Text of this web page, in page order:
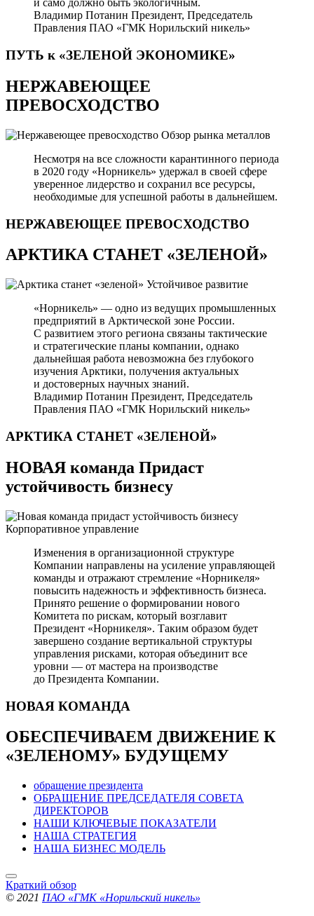
и само должно быть экологичным.
Владимир Потанин Президент, Председатель
Правления ПАО «ГМК Норильский никель»
ПУТЬ к «ЗЕЛЕНОЙ ЭКОНОМИКЕ»
НЕРЖАВЕЮЩЕЕ
ПРЕВОСХОДСТВО
Обзор рынка металлов
Несмотря на все сложности карантинного периода
в 2020 году «Норникель» удержал в своей сфере
уверенное лидерство и сохранил все ресурсы,
необходимые для успешной работы в дальнейшем.
НЕРЖАВЕЮЩЕЕ ПРЕВОСХОДСТВО
АРКТИКА СТАНЕТ «ЗЕЛЕНОЙ»
Устойчивое развитие
«Норникель» — одно из ведущих промышленных
предприятий в Арктической зоне России.
С развитием этого региона связаны тактические
и стратегические планы компании, однако
дальнейшая работа невозможна без глубокого
изучения Арктики, получения актуальных
и достоверных научных знаний.
Владимир Потанин Президент, Председатель
Правления ПАО «ГМК Норильский никель»
АРКТИКА СТАНЕТ «ЗЕЛЕНОЙ»
НОВАЯ команда Придаст
устойчивость бизнесу
Корпоративное управление
Изменения в организационной структуре
Компании направлены на усиление управляющей
команды и отражают стремление «Норникеля»
повысить надежность и эффективность бизнеса.
Принято решение о формировании нового
Комитета по рискам, который возглавит
Президент «Норникеля». Таким образом будет
завершено создание вертикальной структуры
управления рисками, которая объединит все
уровни — от мастера на производстве
до Президента Компании.
НОВАЯ КОМАНДА
ОБЕСПЕЧИВАЕМ ДВИЖЕНИЕ К
«ЗЕЛЕНОМУ» БУДУЩЕМУ
обращение президента
ОБРАЩЕНИЕ ПРЕДСЕДАТЕЛЯ СОВЕТА
ДИРЕКТОРОВ
НАШИ КЛЮЧЕВЫЕ ПОКАЗАТЕЛИ
НАША СТРАТЕГИЯ
НАША БИЗНЕС МОДЕЛЬ
Краткий обзор
© 2021 ПАО «ГМК «Норильский никель»